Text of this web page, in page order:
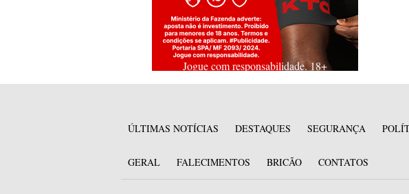
Jogue com responsabilidade. 18+
ÚLTIMAS NOTÍCIAS DESTAQUES SEGURANÇA
GERAL FALECIMENTOS BRICÃO CONTATOS